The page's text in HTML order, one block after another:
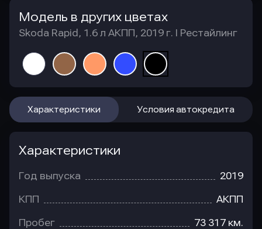
Модель в других цветах
Skoda Rapid, 1.6 л АКПП, 2019 г. I Рестайлинг
Характеристики Условия автокредита
Характеристики
Год выпуска 2019
КПП АКПП
Пробег 73 317 км.